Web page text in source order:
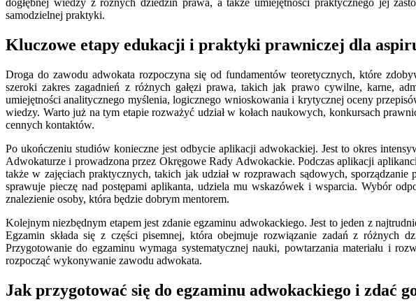
samodzielnej praktyki.
Kluczowe etapy edukacji i praktyki prawniczej dla
Droga do zawodu adwokata rozpoczyna się od fundamentów teoretycznych, które
szeroki zakres zagadnień z różnych gałęzi prawa, takich jak prawo cywilne, karne,
umiejętności analitycznego myślenia, logicznego wnioskowania i krytycznej oceny
wiedzy. Warto już na tym etapie rozważyć udział w kołach naukowych, konkursach
cennych kontaktów.
Po ukończeniu studiów konieczne jest odbycie aplikacji adwokackiej. Jest to okres
Adwokaturze i prowadzona przez Okręgowe Rady Adwokackie. Podczas aplikacji
także w zajęciach praktycznych, takich jak udział w rozprawach sądowych,
sprawuje pieczę nad postępami aplikanta, udziela mu wskazówek i wsparcia. Wybór
znalezienie osoby, która będzie dobrym mentorem.
Kolejnym niezbędnym etapem jest zdanie egzaminu adwokackiego. Jest to jeden z
Egzamin składa się z części pisemnej, która obejmuje rozwiązanie zadań z
Przygotowanie do egzaminu wymaga systematycznej nauki, powtarzania materiału i
rozpocząć wykonywanie zawodu adwokata.
Jak przygotować się do egzaminu adwokackiego i zdać